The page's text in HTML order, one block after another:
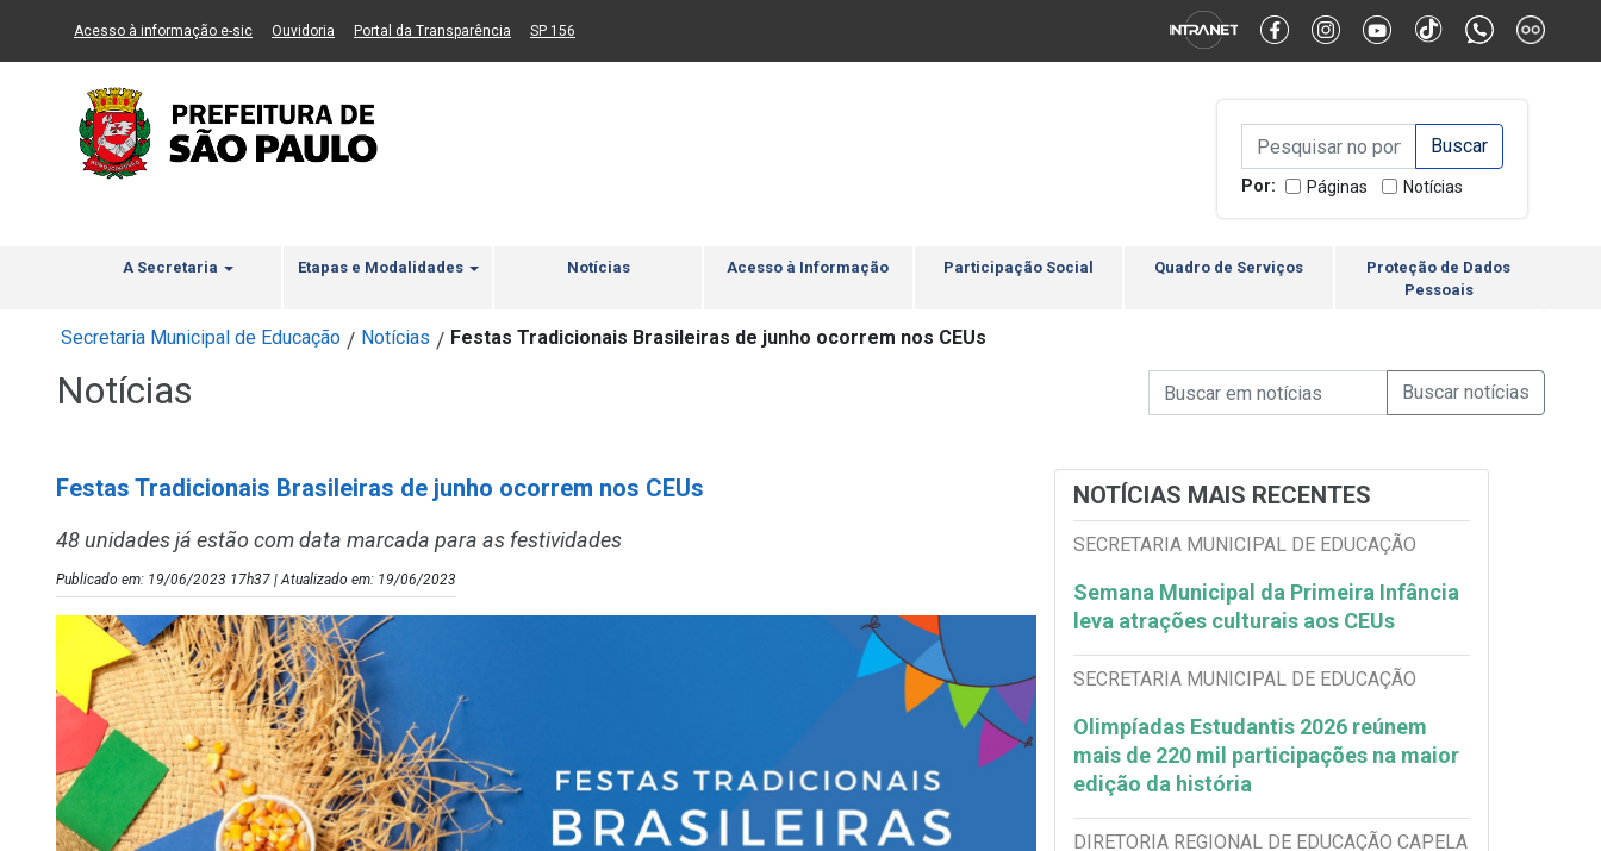
Ir ao Conteúdo Ir para menu principal 2 Ir para busca Ir para rodapé Alternar Alto Contraste Alternar Tamanho da Fonte
Acesso à informação e-sic(Link para um novo sítio)
Ouvidoria (Link para um novo sítio)
Portal da Transparência (Link para um novo sítio)
SP 156
Campo de Busca de
Campo de Busca de informaçõesEnviar a Busca
Por: Páginas Notícias
A Secretaria Etapas e Modalidades Notícias Acesso à Informação Participação Social Quadro de Serviços
Proteção de Dados
Pessoais
Secretaria Municipal de Educação / Notícias / Festas Tradicionais Brasileiras de junho ocorrem nos CEUs
Notícias Campo de Busca de Notícias
Campo de Busca de informaçõesEnviar a Busca de
Festas Tradicionais Brasileiras de junho ocorrem nos CEUs
48 unidades já estão com data marcada para as festividades
Publicado em: 19/06/2023 17h37 | Atualizado em: 19/06/2023
NOTÍCIAS MAIS RECENTES
SECRETARIA MUNICIPAL DE EDUCAÇÃO
Semana Municipal da Primeira Infância
leva atrações culturais aos CEUs
SECRETARIA MUNICIPAL DE EDUCAÇÃO
Olimpíadas Estudantis 2026 reúnem
mais de 220 mil participações na maior
edição da história
DIRETORIA REGIONAL DE EDUCAÇÃO CAPELA